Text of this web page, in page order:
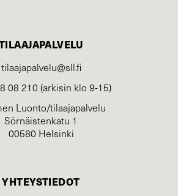
tilaajapalvelu@sll.fi
08 210 (arkisin klo 9-15)
Luonto/tilaajapalvelu
Sörnäistenkatu 1
00580 Helsinki
YHTEYSTIEDOT